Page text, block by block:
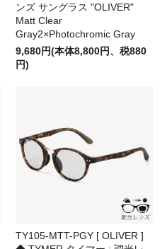
ンズ サングラス "OLIVER"
Matt Clear
Gray2×Photochromic Gray
9,680円(本体8,800円、税880
円)
TY105-MTT-PGY [ OLIVER ]